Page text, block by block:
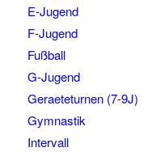
E-Jugend
F-Jugend
Fußball
G-Jugend
Geraeteturnen (7-9J)
Gymnastik
Intervall